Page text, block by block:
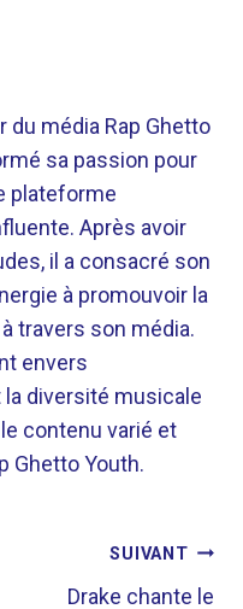
du média Rap Ghetto
sa passion pour
plateforme
Après avoir
il a consacré son
à promouvoir la
travers son média.
envers
la diversité musicale
contenu varié et
Ghetto Youth.
SUIVANT
Drake chante le